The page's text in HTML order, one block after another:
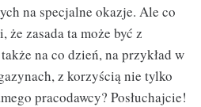
na specjalne okazje. Ale co
zasada ta może być z
na co dzień, na przykład w
z korzyścią nie tylko
pracodawcy? Posłuchajcie!